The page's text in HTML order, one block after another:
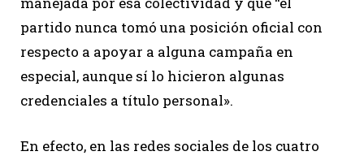
partido nunca tomó una posición oficial con
respecto a apoyar a alguna campaña en
especial, aunque sí lo hicieron algunas
credenciales a título personal».
En efecto, en las redes sociales de los cuatro